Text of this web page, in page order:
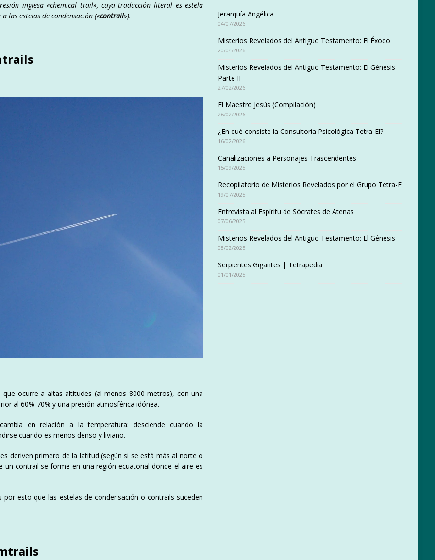
inglesa «chemical trail», cuya traducción literal es estela
las estelas de condensación («contrail»).
ocurre a altas altitudes (al menos 8000 metros), con una
al 60%-70% y una presión atmosférica idónea.
en relación a la temperatura: desciende cuando la
cuando es menos denso y liviano.
deriven primero de la latitud (según si se está más al norte o
contrail se forme en una región ecuatorial donde el aire es
esto que las estelas de condensación o contrails suceden
Jerarquía Angélica
04/07/2026
Misterios Revelados del Antiguo Testamento: El Éxodo
20/04/2026
Misterios Revelados del Antiguo Testamento: El Génesis
Parte II
27/02/2026
El Maestro Jesús (Compilación)
26/02/2026
¿En qué consiste la Consultoría Psicológica Tetra-El?
16/02/2026
Canalizaciones a Personajes Trascendentes
15/09/2025
Recopilatorio de Misterios Revelados por el Grupo Tetra-El
19/07/2025
Entrevista al Espíritu de Sócrates de Atenas
07/06/2025
Misterios Revelados del Antiguo Testamento: El Génesis
08/02/2025
Serpientes Gigantes | Tetrapedia
01/01/2025